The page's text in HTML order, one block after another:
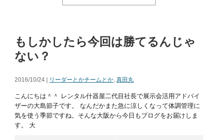
もしかしたら今回は勝てるんじゃ
ない？
2016/10/24 | リーダーとかチームとか, 真田丸
こんにちは＾＾ レンタル什器屋二代目社長で展示会活用アドバイ
ザーの大島節子です。 なんだかまた急に涼しくなって体調管理に
気を使う季節ですね。そんな大阪から今日もブログをお届けしま
す。 大